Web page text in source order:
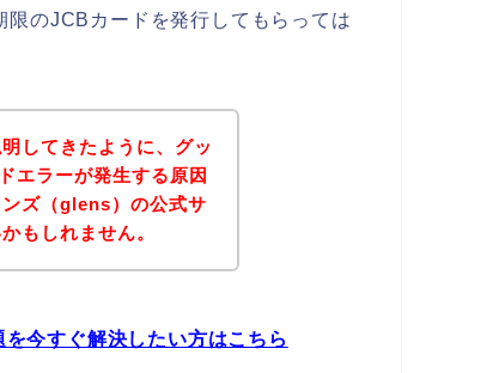
のJCBカードを発行してもらっては
してきたように、グッ
エラーが発生する原因
ズ（glens）の公式サ
もしれません。
今すぐ解決したい方はこちら